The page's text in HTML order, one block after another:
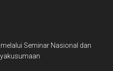
Seminar Nasional dan